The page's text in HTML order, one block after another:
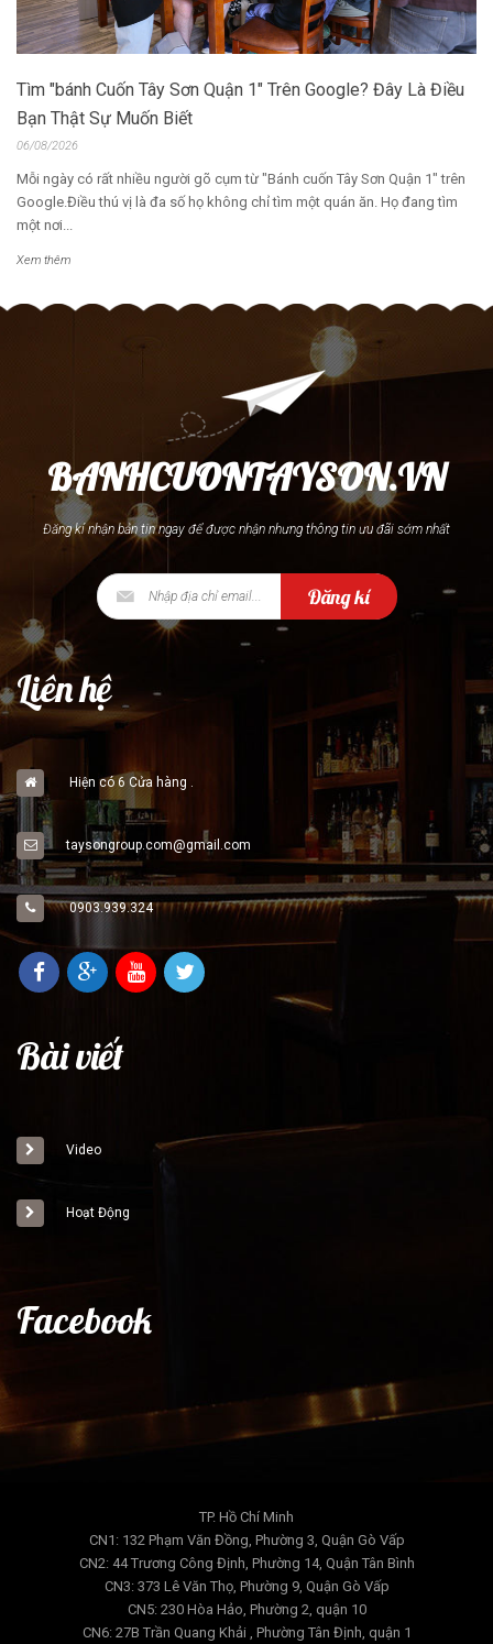
Tìm "bánh Cuốn Tây Sơn Quận 1" Trên Google? Đây Là Điều
Bạn Thật Sự Muốn Biết
06/08/2026
Mỗi ngày có rất nhiều người gõ cụm từ "Bánh cuốn Tây Sơn Quận 1" trên
Google.Điều thú vị là đa số họ không chỉ tìm một quán ăn. Họ đang tìm
một nơi...
Xem thêm
BANHCUONTAYSON.VN
Đăng kí nhận bản tin ngay để được nhận nhưng thông tin ưu đãi sớm nhất
Đăng kí
Liên hệ
Hiện có 6 Cửa hàng .
taysongroup.com@gmail.com
0903.939.324
Bài viết
Video
Hoạt Động
Facebook
TP. Hồ Chí Minh
CN1: 132 Phạm Văn Đồng, Phường 3, Quận Gò Vấp
CN2: 44 Trương Công Định, Phường 14, Quận Tân Bình
CN3: 373 Lê Văn Thọ, Phường 9, Quận Gò Vấp
CN5: 230 Hòa Hảo, Phường 2, quận 10
CN6: 27B Trần Quang Khải , Phường Tân Định, quận 1